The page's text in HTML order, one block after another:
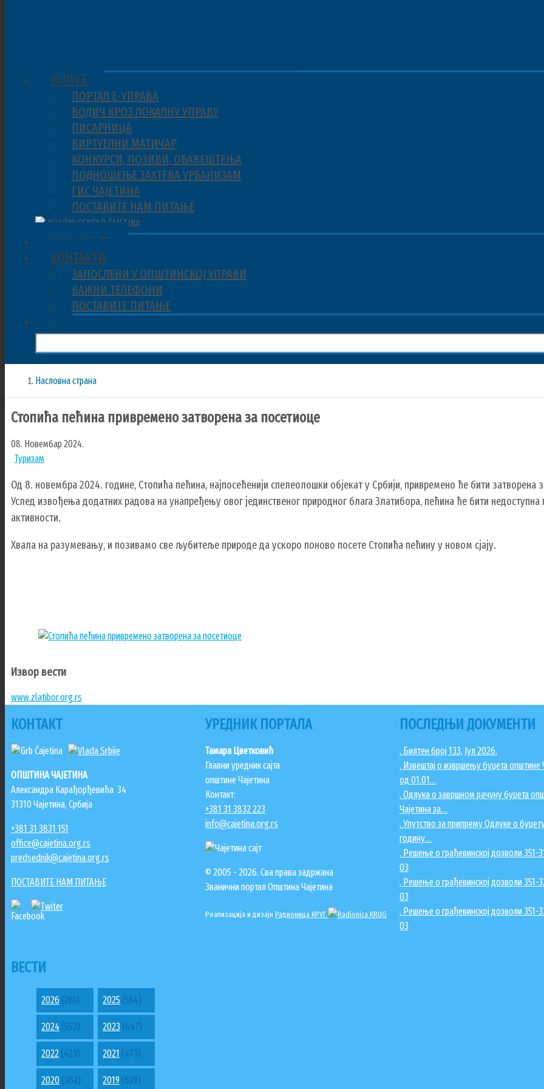
УСЛУГЕ
ПОРТАЛ Е-УПРАВА
ВОДИЧ КРОЗ ЛОКАЛНУ УПРАВУ
ПИСАРНИЦА
ВИРТУЕЛНИ МАТИЧАР
КОНКУРСИ, ПОЗИВИ, ОБАВЕШТЕЊА
ПОДНОШЕЊЕ ЗАХТЕВА УРБАНИЗАМ
ГИС ЧАЈЕТИНА
ПОСТАВИТЕ НАМ ПИТАЊЕ
ДОКУМЕНТА
КОНТАКТИ
ЗАПОСЛЕНИ У ОПШТИНСКОЈ УПРАВИ
ВАЖНИ ТЕЛЕФОНИ
ПОСТАВИТЕ ПИТАЊЕ
ПРЕТРАЖИ
SEARCH
FORM
here:
Насловна страна
Стопића пећина привремено затворена за посетиоце
08. Новембар 2024.
Туризам
Од 8. новембра 2024. године, Стопића пећина, најпосећенији спелеолошки објекат у Србији, привремено ће бити затворена
Услед извођења додатних радова на унапређењу овог јединственог природног блага Златибора, пећина ће бити
активности.
Хвала на разумевању, и позивамо све љубитеље природе да ускоро поново посете Стопића пећину у новом сјају.
Извор вести
www.zlatibor.org.rs
КОНТАКТ
ОПШТИНА ЧАЈЕТИНА
Александра Карађорђевића 34
31310 Чајетина, Србија
+381 31 3831 151
office@cajetina.org.rs
predsednik@cajetina.org.rs
ПОСТАВИТЕ НАМ ПИТАЊЕ
УРЕДНИК ПОРТАЛА
Тамара Цветковић
Главни уредник сајта
општине Чајетина
Контакт:
+381 31 3832 223
info@cajetina.org.rs
© 2005 - 2026. Сва права задржана
Званични портал Општина Чајетина
Реализација и дизајн Радионица КРУГ
ПОСЛЕДЊИ ДОКУМЕНТИ
. Билтен број 133, Јул 2026.
. Извештај о извршењу буџета општине
од 01.01…
. Одлука о завршном рачуну буџета
Чајетина за…
. Упутство за припрему Одлуке о
годину…
. Решење о грађевинској дозволи 351-
03
. Решење о грађевинској дозволи 351-
03
. Решење о грађевинској дозволи
03
ВЕСТИ
2026 (261) 2025 (554)
2024 (553) 2023 (647)
2022 (423) 2021 (473)
2020 (362) 2019 (629)